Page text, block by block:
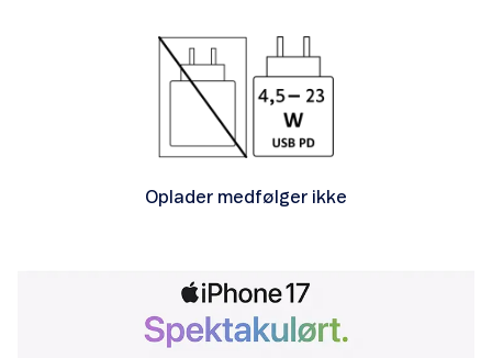
Oplader medfølger ikke